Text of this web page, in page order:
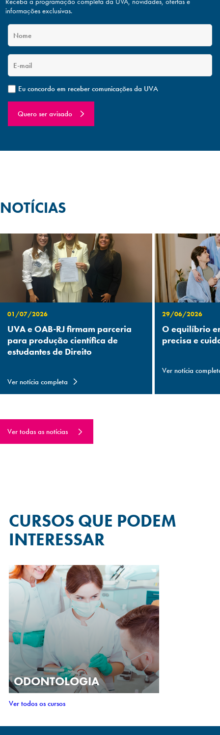
informações exclusivas.
Eu concordo em receber comunicações da UVA
Quero ser avisado
NOTÍCIAS
01/07/2026
UVA e OAB-RJ firmam parceria
para produção científica de
estudantes de Direito
Ver notícia completa
29/06/2026
O equilíbrio
precisa e
Ver notícia
Ver todas as notícias
CURSOS QUE PODEM
INTERESSAR
ODONTOLOGIA
Ver todos os cursos